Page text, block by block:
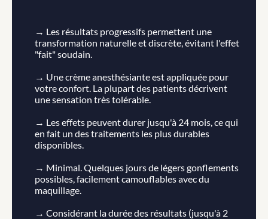
→ Les résultats progressifs permettent une
transformation naturelle et discrète, évitant l'effet
"fait" soudain.
→ Une crème anesthésiante est appliquée pour
votre confort. La plupart des patients décrivent
une sensation très tolérable.
→ Les effets peuvent durer jusqu'à 24 mois, ce qui
en fait un des traitements les plus durables
disponibles.
→ Minimal. Quelques jours de légers gonflements
possibles, facilement camouflables avec du
maquillage.
→ Considérant la durée des résultats (jusqu'à 2